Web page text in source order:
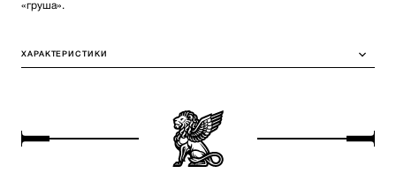
«груша».
ХАРАКТЕРИСТИКИ